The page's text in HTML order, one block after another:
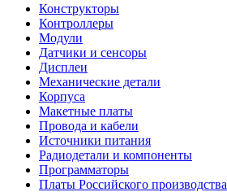
Конструкторы
Контроллеры
Модули
Датчики и сенсоры
Дисплеи
Механические детали
Корпуса
Макетные платы
Провода и кабели
Источники питания
Радиодетали и компоненты
Программаторы
Платы Российского производства